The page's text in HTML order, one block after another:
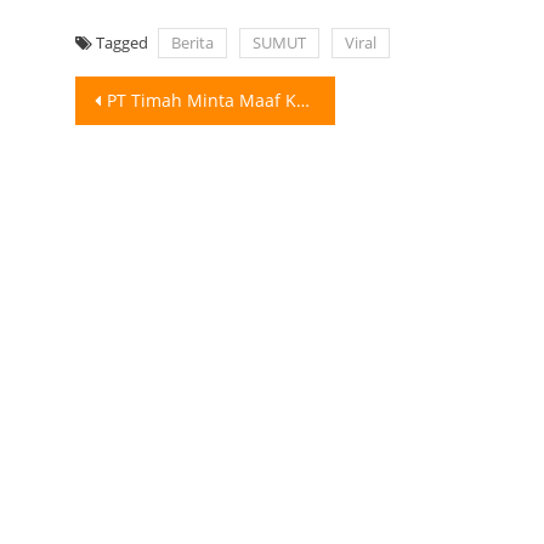
Tagged Berita SUMUT Viral
Post
PT Timah Minta Maaf Karyawan Ejek Honorer Pakai BPJS: Tak Wakili Perusahaan